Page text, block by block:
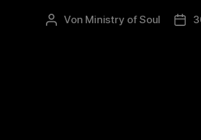
Beitragsautor
Von Ministry of Soul